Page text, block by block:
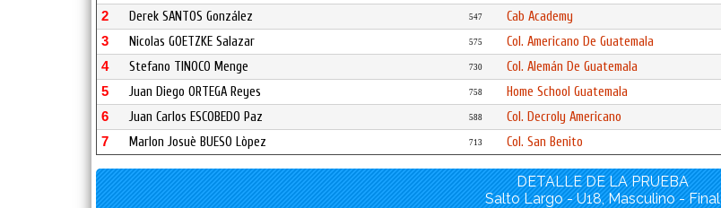
2 Derek SANTOS González 547 Cab Academy
3 Nicolas GOETZKE Salazar 575 Col. Americano De Guatemala
4 Stefano TINOCO Menge 730 Col. Alemán De Guatemala
5 Juan Diego ORTEGA Reyes 758 Home School Guatemala
6 Juan Carlos ESCOBEDO Paz 588 Col. Decroly Americano
7 Marlon Josuè BUESO Lòpez 713 Col. San Benito
DETALLE DE LA PRUEBA
Salto Largo - U18, Masculino - Final